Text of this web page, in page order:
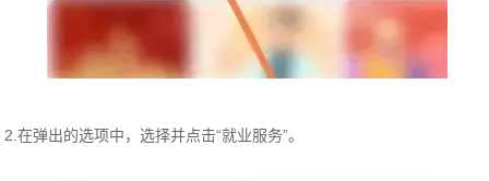
2.在弹出的选项中，选择并点击“就业服务”。